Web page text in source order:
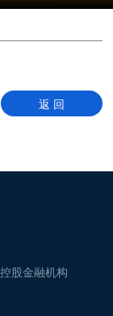
返 回
股金融机构